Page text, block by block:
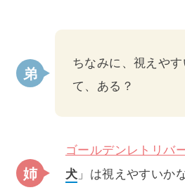
ちなみに、視えや
て、ある？
ゴールデンレトリバ
犬 」は視えやすいか